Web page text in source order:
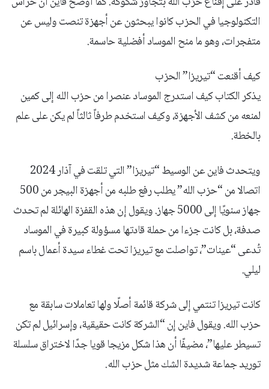
التكنولوجيا في الحزب كانوا يبحثون عن أجهزة تنصت وليس عن
متفجرات، وهو ما منح الموساد أفضلية حاسمة.
كيف أقنعت “تيريزا” الحزب
يذكر الكتاب كيف استدرج الموساد عنصرا من حزب الله إلى كمين
لمنعه من كشف الأجهزة، وكيف استخدم طرفاً ثالثاً لم يكن على علم
بالخطة.
ويتحدث فاين عن الوسيط “تيريزا” التي تلقت في آذار 2024
اتصالا من “حزب الله” يطلب رفع طلبه من أجهزة البيجر من 500
جهاز سنويًا إلى 5000 جهاز. ويقول إن هذه القفزة الهائلة لم تحدث
صدفة، بل كانت جزءا من حملة قادتها مسؤولة كبيرة في الموساد
تُدعى “عينات”، تواصلت مع تيريزا تحت غطاء سيدة أعمال باسم
ليلي.
كانت تيريزا تنتمي إلى شركة قائمة أصلًا ولها تعاملات سابقة مع
حزب الله. ويقول فاين إن “الشركة كانت حقيقية، وإسرائيل لم تكن
تسيطر عليها”، مضيفًا أن هذا شكل مزيجا قويا جدًا لاختراق سلسلة
توريد جماعة شديدة الشك مثل حزب الله.